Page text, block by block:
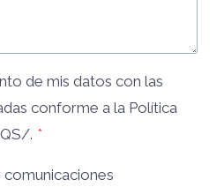
de mis datos con las
conforme a la Política
. *